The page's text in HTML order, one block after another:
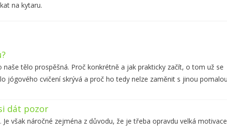
na kytaru.
tělo prospěšná. Proč konkrétně a jak prakticky začít, o tom už se
jógového cvičení skrývá a proč ho tedy nelze zaměnit s jinou pomalou
dát pozor
však náročné zejména z důvodu, že je třeba opravdu velká